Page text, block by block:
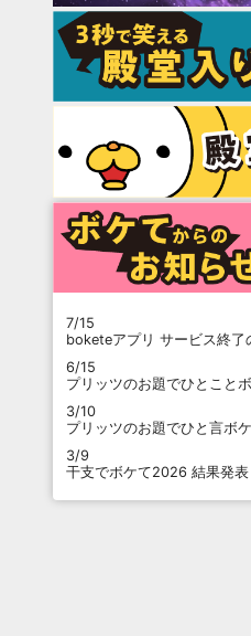
7/15
boketeアプリ サービス終了
6/15
プリッツのお題でひとこと
3/10
プリッツのお題でひと言ボ
3/9
干支でボケて2026 結果発表